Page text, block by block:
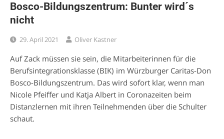
Bosco-Bildungszentrum: Bunter wird´s
nicht
29. April 2021 Oliver Kastner
Auf Zack müssen sie sein, die Mitarbeiterinnen für die
Berufsintegrationsklasse (BIK) im Würzburger Caritas-Don
Bosco-Bildungszentrum. Das wird sofort klar, wenn man
Nicole Pfeiffer und Katja Albert in Coronazeiten beim
Distanzlernen mit ihren Teilnehmenden über die Schulter
schaut.